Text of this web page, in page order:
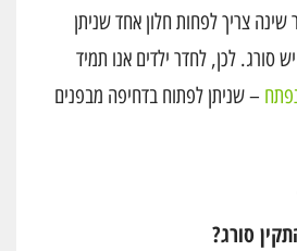
צריך לפחות חלון אחד שניתן
סורג. לכן, לחדר ילדים אנו תמיד
– שניתן לפתוח בדחיפה מבפנים
סורג?